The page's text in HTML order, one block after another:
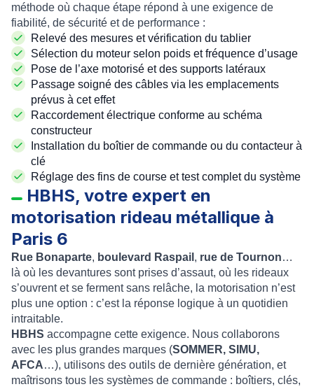
méthode où chaque étape répond à une exigence de
fiabilité, de sécurité et de performance :
Relevé des mesures et vérification du tablier
Sélection du moteur selon poids et fréquence d’usage
Pose de l’axe motorisé et des supports latéraux
Passage soigné des câbles via les emplacements
prévus à cet effet
Raccordement électrique conforme au schéma
constructeur
Installation du boîtier de commande ou du contacteur à
clé
Réglage des fins de course et test complet du système
HBHS, votre expert en
motorisation rideau métallique à
Paris 6
Rue Bonaparte, boulevard Raspail , rue de Tournon…
là où les devantures sont prises d’assaut, où les rideaux
s’ouvrent et se ferment sans relâche, la motorisation n’est
plus une option : c’est la réponse logique à un quotidien
intraitable.
HBHS accompagne cette exigence. Nous collaborons
avec les plus grandes marques (SOMMER, SIMU,
AFCA…), utilisons des outils de dernière génération, et
maîtrisons tous les systèmes de commande : boîtiers, clés,